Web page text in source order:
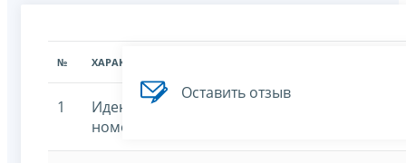
№ ХАРАКТЕРИСТИКА
1
Идентификационный
номер
Оставить отзыв